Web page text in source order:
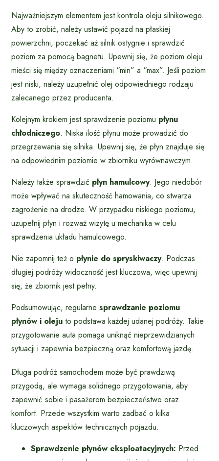
Najważniejszym elementem jest kontrola oleju silnikowego.
Aby to zrobić, należy ustawić pojazd na płaskiej
powierzchni, poczekać aż silnik ostygnie i sprawdzić
poziom za pomocą bagnetu. Upewnij się, że poziom oleju
mieści się między oznaczeniami “min” a “max”. Jeśli poziom
jest niski, należy uzupełnić olej odpowiedniego rodzaju
zalecanego przez producenta.
Kolejnym krokiem jest sprawdzenie poziomu płynu
chłodniczego. Niska ilość płynu może prowadzić do
przegrzewania się silnika. Upewnij się, że płyn znajduje się
na odpowiednim poziomie w zbiorniku wyrównawczym.
Należy także sprawdzić płyn hamulcowy. Jego niedobór
może wpływać na skuteczność hamowania, co stwarza
zagrożenie na drodze. W przypadku niskiego poziomu,
uzupełnij płyn i rozważ wizytę u mechanika w celu
sprawdzenia układu hamulcowego.
Nie zapomnij też o płynie do spryskiwaczy. Podczas
długiej podróży widoczność jest kluczowa, więc upewnij
się, że zbiornik jest pełny.
Podsumowując, regularne sprawdzanie poziomu
płynów i oleju to podstawa każdej udanej podróży. Takie
przygotowanie auta pomaga uniknąć nieprzewidzianych
sytuacji i zapewnia bezpieczną oraz komfortową jazdę.
Długa podróż samochodem może być prawdziwą
przygodą, ale wymaga solidnego przygotowania, aby
zapewnić sobie i pasażerom bezpieczeństwo oraz
komfort. Przede wszystkim warto zadbać o kilka
kluczowych aspektów technicznych pojazdu.
Sprawdzenie płynów eksploatacyjnych: Przed